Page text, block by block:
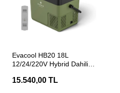
Evacool HB20 18L
12/24/220V Hybrid Dahili
Portatif Buzdolabı
15.540,00 TL